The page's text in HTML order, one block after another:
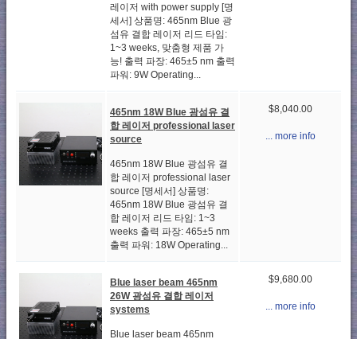
레이저 with power supply [명
세서] 상품명: 465nm Blue 광
섬유 결합 레이저 리드 타임:
1~3 weeks, 맞춤형 제품 가
능! 출력 파장: 465±5 nm 출력
파워: 9W Operating...
465nm 18W Blue 광섬유 결
합 레이저 professional laser
source
465nm 18W Blue 광섬유 결
합 레이저 professional laser
source [명세서] 상품명:
465nm 18W Blue 광섬유 결
합 레이저 리드 타임: 1~3
weeks 출력 파장: 465±5 nm
출력 파워: 18W Operating...
$8,040.00
... more info
Blue laser beam 465nm
26W 광섬유 결합 레이저
systems
Blue laser beam 465nm
$9,680.00
... more info